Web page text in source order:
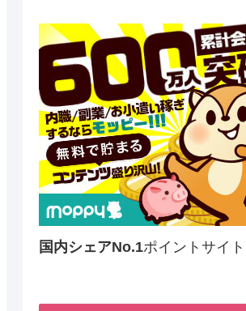
国内シェアNo.1ポイントサイト